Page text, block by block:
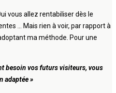
vous allez rentabiliser dès le
… Mais rien à voir, par rapport à
ma méthode. Pour une
besoin vos futurs visiteurs, vous
adaptée »